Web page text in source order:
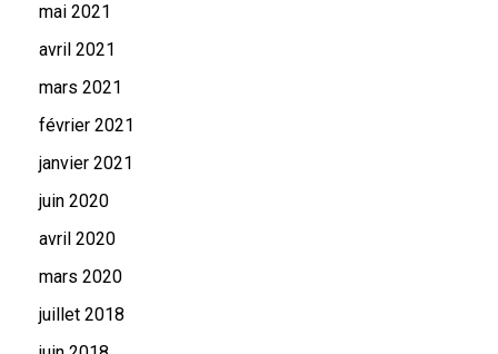
mai 2021
avril 2021
mars 2021
février 2021
janvier 2021
juin 2020
avril 2020
mars 2020
juillet 2018